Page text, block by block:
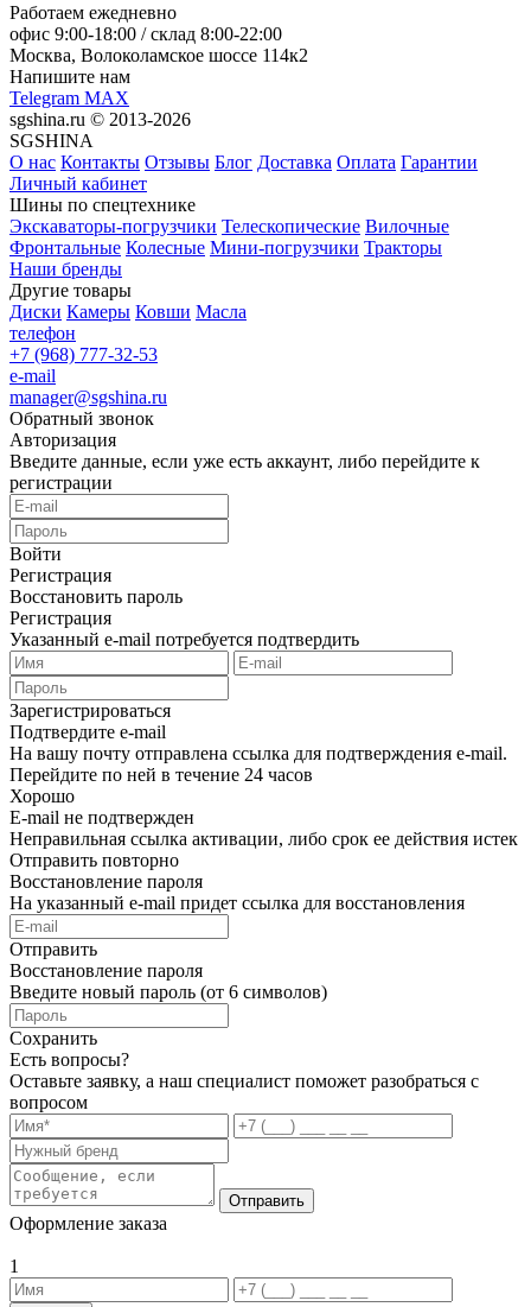
Работаем ежедневно
офис 9:00-18:00 / склад 8:00-22:00
Москва, Волоколамское шоссе 114к2
Напишите нам
Telegram MAX
sgshina.ru © 2013-2026
SGSHINA
О нас Контакты Отзывы Блог Доставка Оплата Гарантии
Личный кабинет
Шины по спецтехнике
Экскаваторы-погрузчики Телескопические Вилочные
Фронтальные Колесные Мини-погрузчики Тракторы
Наши бренды
Другие товары
Диски Камеры Ковши Масла
телефон
+7 (968) 777-32-53
e-mail
manager@sgshina.ru
Обратный звонок
Авторизация
Введите данные, если уже есть аккаунт, либо перейдите к
регистрации
Войти
Регистрация
Восстановить пароль
Регистрация
Указанный e-mail потребуется подтвердить
Зарегистрироваться
Подтвердите e-mail
На вашу почту отправлена ссылка для подтверждения e-mail.
Перейдите по ней в течение 24 часов
Хорошо
E-mail не подтвержден
Неправильная ссылка активации, либо срок ее действия истек
Отправить повторно
Восстановление пароля
На указанный e-mail придет ссылка для восстановления
Отправить
Восстановление пароля
Введите новый пароль (от 6 символов)
Сохранить
Есть вопросы?
Оставьте заявку, а наш специалист поможет разобраться с
вопросом
Отправить
Оформление заказа
1